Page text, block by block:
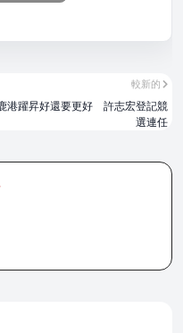
較新的
港躍昇好還要更好 許志宏登記競
選連任